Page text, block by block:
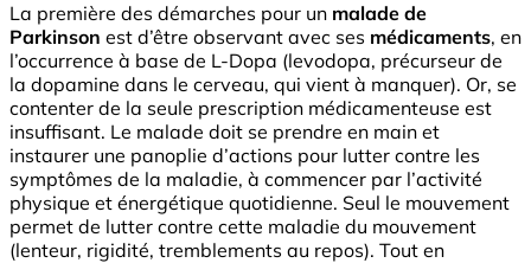
La première des démarches pour un malade de
Parkinson est d’être observant avec ses médicaments, en
l’occurrence à base de L-Dopa (levodopa, précurseur de
la dopamine dans le cerveau, qui vient à manquer). Or, se
contenter de la seule prescription médicamenteuse est
insuffisant. Le malade doit se prendre en main et
instaurer une panoplie d’actions pour lutter contre les
symptômes de la maladie, à commencer par l’activité
physique et énergétique quotidienne. Seul le mouvement
permet de lutter contre cette maladie du mouvement
(lenteur, rigidité, tremblements au repos). Tout en